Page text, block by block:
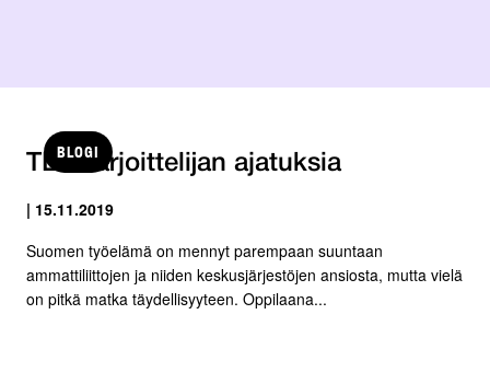
BLOGI
TET-harjoittelijan ajatuksia
| 15.11.2019
Suomen työelämä on mennyt parempaan suuntaan
ammattiliittojen ja niiden keskusjärjestöjen ansiosta, mutta vielä
on pitkä matka täydellisyyteen. Oppilaana...